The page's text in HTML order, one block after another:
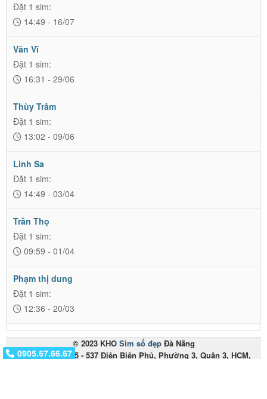
0917.01.01.01
0905.67.66.67
Đặt 1 sim:
14:49 - 16/07
Văn Vĩ
Đặt 1 sim:
16:31 - 29/06
Thùy Trâm
Đặt 1 sim:
13:02 - 09/06
Linh Sa
Đặt 1 sim:
14:49 - 03/04
Trần Thọ
Đặt 1 sim:
09:59 - 01/04
Phạm thị dung
Đặt 1 sim:
12:36 - 20/03
© 2023 KHO Sim số đẹpĐà Nẵng
Miền Nam: 535 - 537 Điện Biên Phủ, Phường 3, Quận 3, HCM,